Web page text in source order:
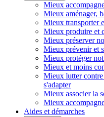
Mieux
Mieux aménager,
Mieux transporter
Mieux produire et
Mieux préserver
Mieux prévenir et
Mieux protéger
Mieux et moins
Mieux lutter
s'adapter
Mieux associer la
Mieux
Aides et démarches